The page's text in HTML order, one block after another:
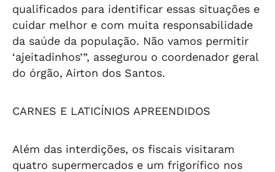
qualificados para identificar essas situações e
cuidar melhor e com muita responsabilidade
da saúde da população. Não vamos permitir
‘ajeitadinhos’”, assegurou o coordenador geral
do órgão, Airton dos Santos.
CARNES E LATICÍNIOS APREENDIDOS
Além das interdições, os fiscais visitaram
quatro supermercados e um frigorífico nos